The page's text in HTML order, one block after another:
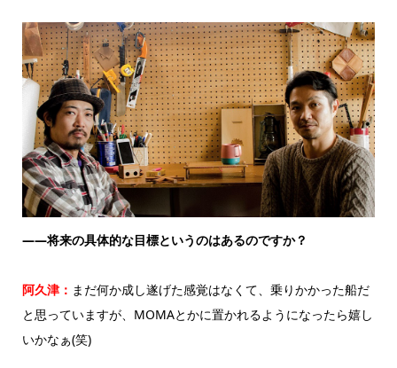
——将来の具体的な目標というのはあるのですか？
阿久津： まだ何か成し遂げた感覚はなくて、乗りかかった船だ
と思っていますが、MOMAとかに置かれるようになったら嬉し
いかなぁ(笑)